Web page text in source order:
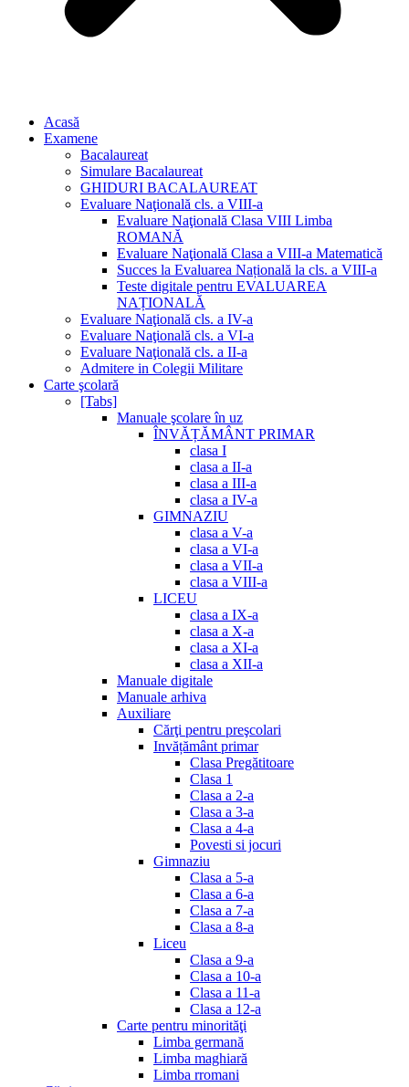
Acasă
Examene
Bacalaureat
Simulare Bacalaureat
GHIDURI BACALAUREAT
Evaluare Naţională cls. a VIII-a
Evaluare Naţională Clasa VIII Limba
ROMANĂ
Evaluare Naţională Clasa a VIII-a Matematică
Succes la Evaluarea Națională la cls. a VIII-a
Teste digitale pentru EVALUAREA
NAȚIONALĂ
Evaluare Naţională cls. a IV-a
Evaluare Naţională cls. a VI-a
Evaluare Naţională cls. a II-a
Admitere in Colegii Militare
Carte şcolară
[Tabs]
Manuale şcolare în uz
ÎNVĂȚĂMÂNT PRIMAR
clasa I
clasa a II-a
clasa a III-a
clasa a IV-a
GIMNAZIU
clasa a V-a
clasa a VI-a
clasa a VII-a
clasa a VIII-a
LICEU
clasa a IX-a
clasa a X-a
clasa a XI-a
clasa a XII-a
Manuale digitale
Manuale arhiva
Auxiliare
Cărţi pentru preşcolari
Invățământ primar
Clasa Pregătitoare
Clasa 1
Clasa a 2-a
Clasa a 3-a
Clasa a 4-a
Povesti si jocuri
Gimnaziu
Clasa a 5-a
Clasa a 6-a
Clasa a 7-a
Clasa a 8-a
Liceu
Clasa a 9-a
Clasa a 10-a
Clasa a 11-a
Clasa a 12-a
Carte pentru minorităţi
Limba germană
Limba maghiară
Limba rromani